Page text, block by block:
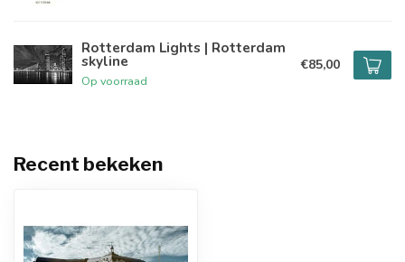
Rotterdam Lights | Rotterdam
skyline
Op voorraad
€85,00
Recent bekeken